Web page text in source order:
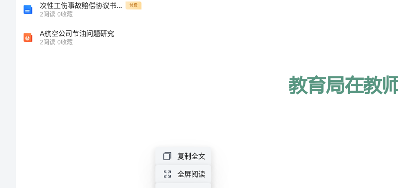
次性工伤事故赔偿协议书简易 付费
2阅读 0收藏
A航空公司节油问题研究
2阅读 0收藏
复制全文
全屏阅读